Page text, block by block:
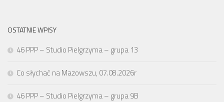
OSTATNIE WPISY
46 PPP – Studio Pielgrzyma – grupa 13
Co słychać na Mazowszu, 07.08.2026r
46 PPP – Studio Pielgrzyma – grupa 9B